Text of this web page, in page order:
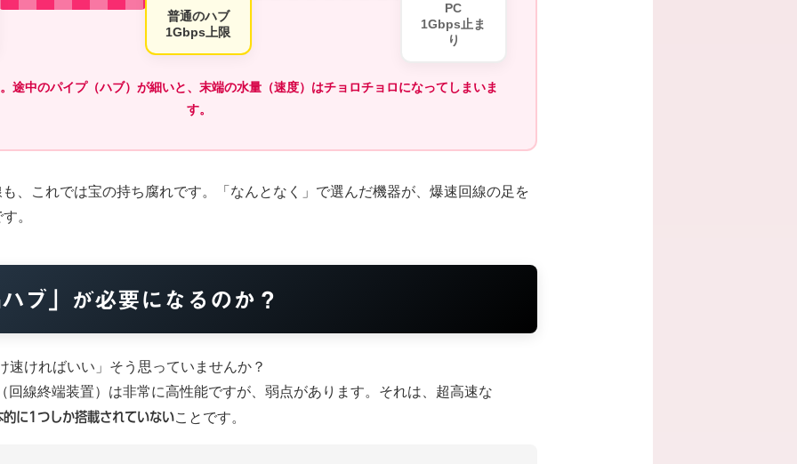
普通のハブ
1Gbps上限
PC
1Gbps止ま
り
途中のパイプ（ハブ）が細いと、末端の水量（速度）はチョロチョロになってしまいま
す。
、これでは宝の持ち腐れです。「なんとなく」で選んだ機器が、爆速回線の足を
。
ブ」が必要になるのか？
速ければいい」そう思っていませんか？
回線終端装置）は非常に高性能ですが、弱点があります。それは、超高速な
に1つしか搭載されていないことです。